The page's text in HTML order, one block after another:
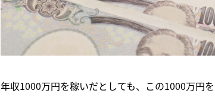
年収1000万円を稼いだとしても、この1000万円